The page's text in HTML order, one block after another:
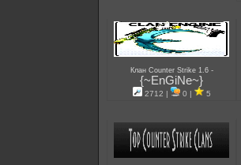
Клан Counter Strike 1.6 -
{~EnGiNe~}
2712 | 0 | 5